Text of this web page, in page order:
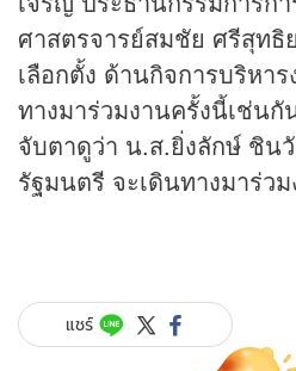
ศาสตรจารย์สมชัย ศรีสุทธิ
เลือกตั้ง ด้านกิจการบริหา
ทางมาร่วมงานครั้งนี้เช่น
จับตาดูว่า น.ส.ยิ่งลักษ์ ชิน
รัฐมนตรี จะเดินทางมาร่ว
แชร์